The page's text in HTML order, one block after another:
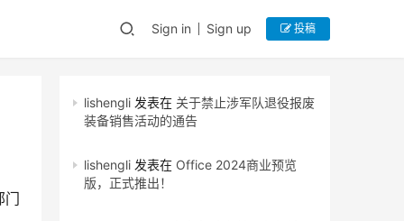
Sign in Sign up 投稿
门
lishengli 发表在 关于禁止涉军队退役报废
装备销售活动的通告
lishengli 发表在 Office 2024商业预览
版，正式推出！